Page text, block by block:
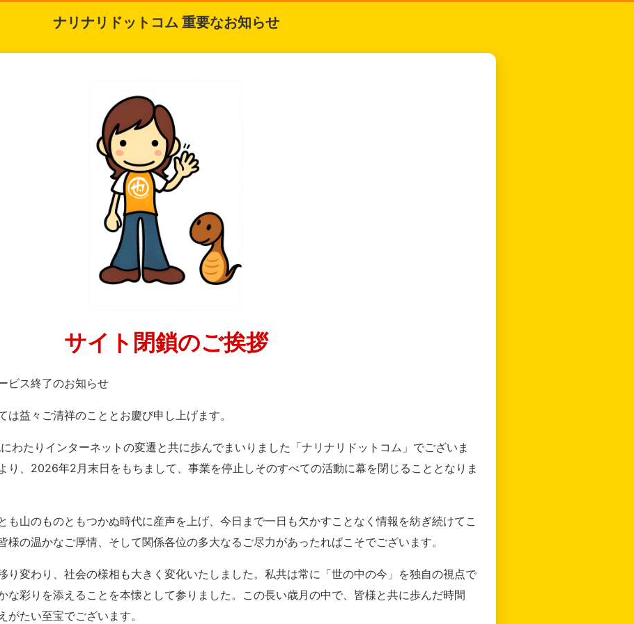
ナリナリドットコム 重要なお知らせ
サイト閉鎖のご挨拶
ビス終了のお知らせ
益々ご清祥のこととお慶び申し上げます。
わたりインターネットの変遷と共に歩んでまいりました「ナリナリドットコム」でございま
り、2026年2月末日をもちまして、事業を停止しそのすべての活動に幕を閉じることとなりま
も山のものともつかぬ時代に産声を上げ、今日まで一日も欠かすことなく情報を紡ぎ続けてこ
様の温かなご厚情、そして関係各位の多大なるご尽力があったればこそでございます。
り変わり、社会の様相も大きく変化いたしました。私共は常に「世の中の今」を独自の視点で
な彩りを添えることを本懐として参りました。この長い歳月の中で、皆様と共に歩んだ時間
たい至宝でございます。